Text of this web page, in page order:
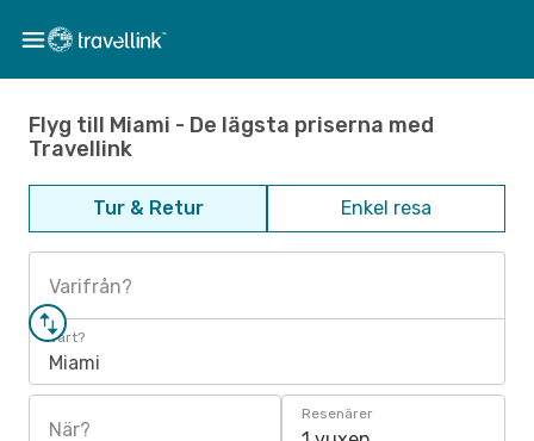
Flyg till Miami - De lägsta priserna med
Travellink
Tur & Retur Enkel resa
Varifrån?
Vart?
Miami
När?
Resenärer